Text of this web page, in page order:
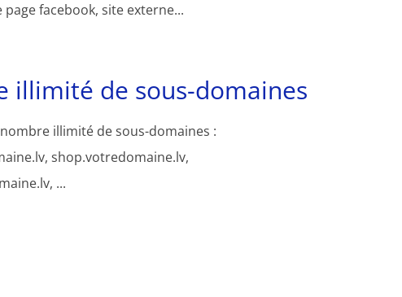
facebook, site externe...
illimité de sous-domaines
illimité de sous-domaines :
shop.votredomaine.lv,
...